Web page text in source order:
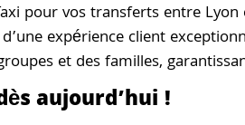
pour vos transferts entre
expérience client
et des familles,
aujourd’hui !